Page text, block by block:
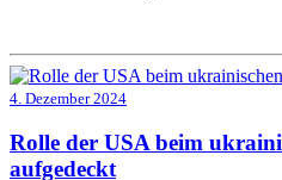
4. Dezember 2024
Rolle der USA beim
aufgedeckt